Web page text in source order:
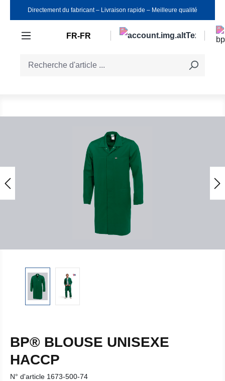
Passer au contenu principal
Directement du fabricant ‒ Livraison rapide ‒ Meilleure qualité
FR-FR
BP® BLOUSE UNISEXE
HACCP
N° d'article 1673-500-74